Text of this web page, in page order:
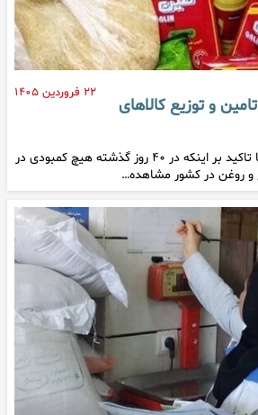
۲۲ فروردین ۱۴۰۵
و توزیع کالاهای
رئیس اتاق اصناف ایران، با تاکید بر اینکه در ۴۰ روز گذشته هیچ کمبودی در
و روغن در کشور مشاهده…